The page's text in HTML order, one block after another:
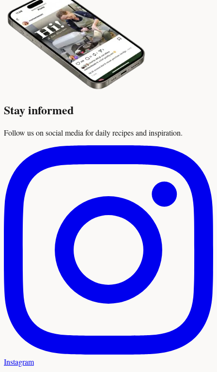
Stay informed
Follow us on social media for daily recipes and inspiration.
Instagram